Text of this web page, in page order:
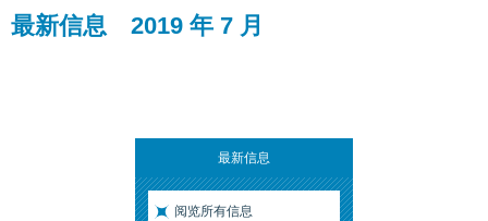
最新信息
阅览所有信息
最新信息 2019 年 7 月